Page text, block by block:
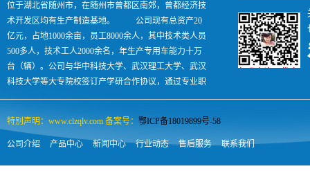
位于湖北省随州市，在随州市曾都区南郊，曾都经济技
术开发区均有生产制造基地。 公司现有总资产20
亿元，占地1000余亩，员工8000余人，其中技术类人员
500多人，技术工人2000余名，年生产专用车能力十万
台（辆）。公司与华中科技大学、武汉理工大学、武汉
科技大学等大专院校签订产学研合作协议，通过专业职
业技术培训每年向社会输出各类汽车人才500余人，是
特别声明：www.clzqlv.com 备案号： 鄂ICP备18019899号-58
公司介绍 产品中心 新闻中心 行业动态 售后服务 联系我们